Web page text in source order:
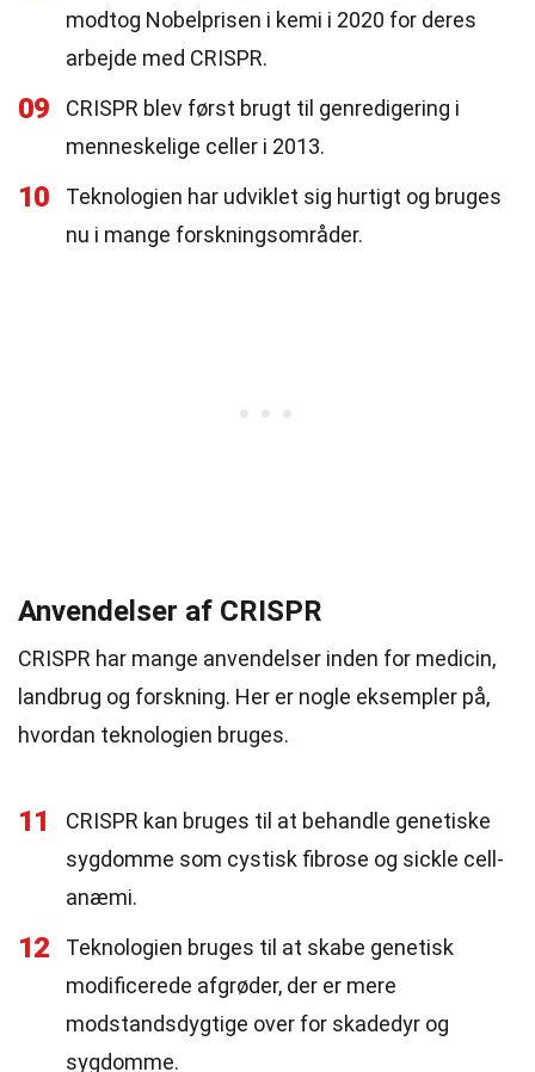
modtog Nobelprisen i kemi i 2020 for deres
arbejde med CRISPR.
09
CRISPR blev først brugt til genredigering i
menneskelige celler i 2013.
10
Teknologien har udviklet sig hurtigt og bruges
nu i mange forskningsområder.
Anvendelser af CRISPR
CRISPR har mange anvendelser inden for medicin,
landbrug og forskning. Her er nogle eksempler på,
hvordan teknologien bruges.
11
CRISPR kan bruges til at behandle genetiske
sygdomme som cystisk fibrose og sickle cell-
anæmi.
12
Teknologien bruges til at skabe genetisk
modificerede afgrøder, der er mere
modstandsdygtige over for skadedyr og
sygdomme.